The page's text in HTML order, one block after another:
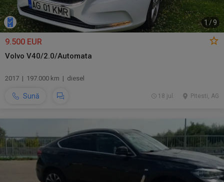
1 /9
9.500 EUR
Volvo V40/2.0/Automata
2017 | 197.000 km | diesel
Sună Pitesti, AG
18 jul.